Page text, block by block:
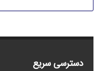
دسترسی سریع